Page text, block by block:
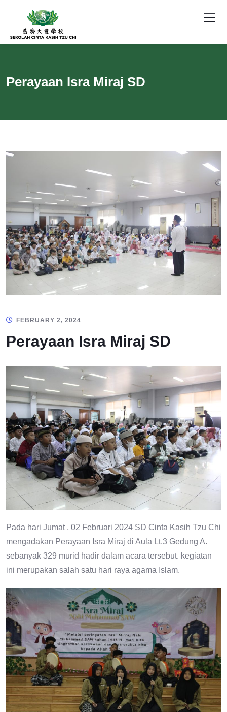
Perayaan Isra Miraj SD
FEBRUARY 2, 2024
Perayaan Isra Miraj SD
Pada hari Jumat , 02 Februari 2024 SD Cinta Kasih Tzu Chi
mengadakan Perayaan Isra Miraj di Aula Lt.3 Gedung A.
sebanyak 329 murid hadir dalam acara tersebut. kegiatan
ini merupakan salah satu hari raya agama Islam.